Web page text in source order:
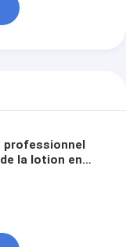
professionnel
la lotion en